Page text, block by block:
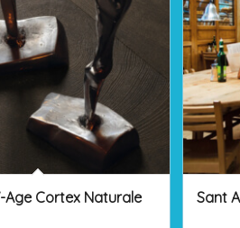
Age Cortex Naturale Sant